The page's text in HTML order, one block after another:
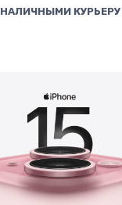
НАЛИЧНЫМИ КУРЬЕРУ